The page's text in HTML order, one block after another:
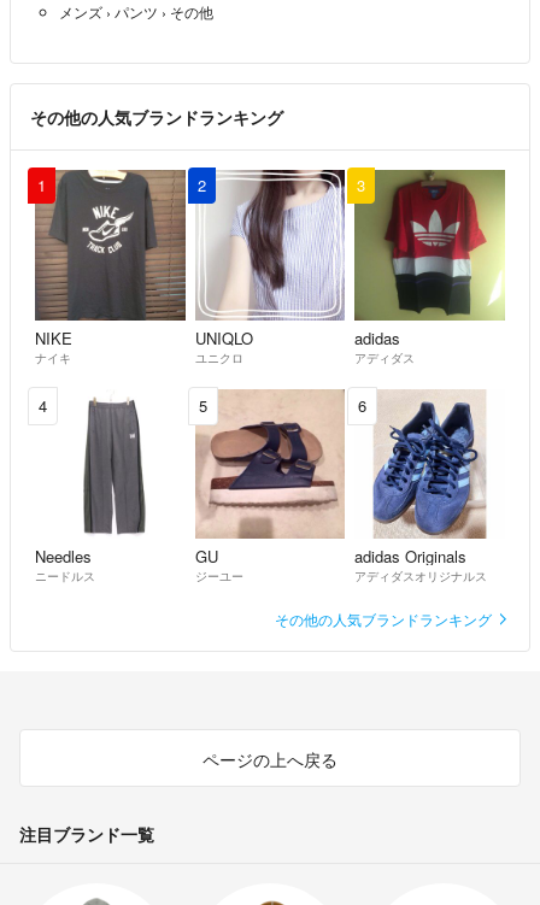
メンズ › パンツ › その他
その他の人気ブランドランキング
1
NIKE
ナイキ
2
UNIQLO
ユニクロ
3
adidas
アディダス
4
Needles
ニードルス
5
GU
ジーユー
6
adidas Originals
アディダスオリジナルス
その他の人気ブランドランキング
ページの上へ戻る
注目ブランド一覧